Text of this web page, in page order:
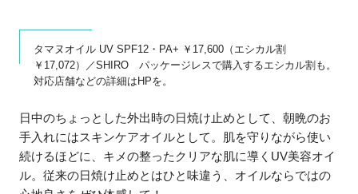
タマヌオイル UV SPF12・PA+ ￥17,600（エシカル割
￥17,072）／SHIRO パッケージレスで購入するエシカル割も。
対応店舗などの詳細はHPを。
日中のちょっとした外出時の日焼け止めとして、朝晩のお
手入れにはスキンケアオイルとして。肌を守りながら使い
続けるほどに、キメの整ったクリアな肌に導くUV美容オイ
ル。従来の日焼け止めとはひと味違う、オイルならではの